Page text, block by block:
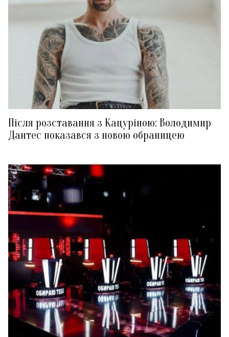
Після розставання з Кацуріною: Володимир
Дантес показався з новою обраницею